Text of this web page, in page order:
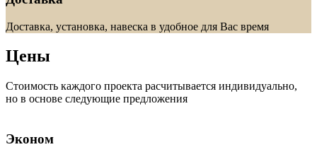
Доставка, установка, навеска в удобное для Вас время
Цены
Стоимость каждого проекта расчитывается индивидуально,
но в основе следующие предложения
Эконом